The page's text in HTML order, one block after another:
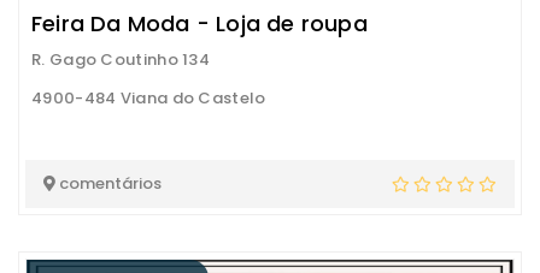
Feira Da Moda - Loja de roupa
R. Gago Coutinho 134
4900-484 Viana do Castelo
comentários